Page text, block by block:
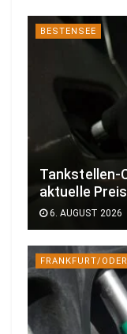
BESTENSEE
Tankstellen-
aktuelle
6. AUGUST 2026
FRANKFURT/ODER